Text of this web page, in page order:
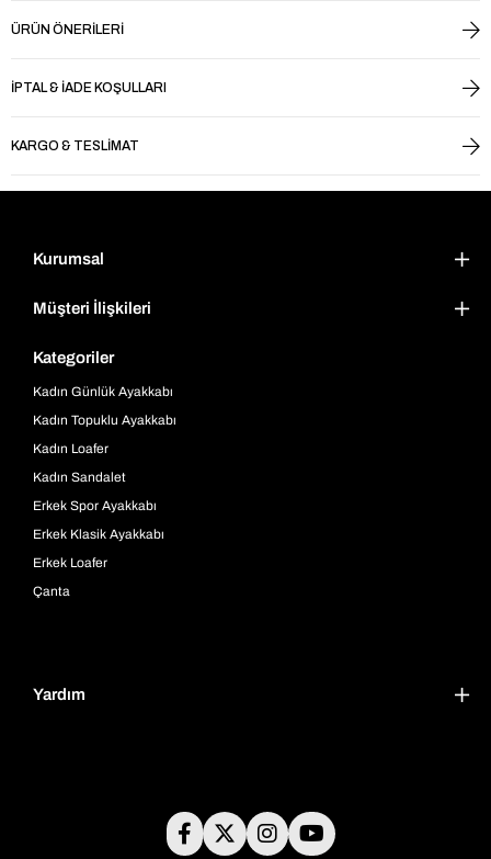
ÜRÜN ÖNERILERI
İPTAL & İADE KOŞULLARI
KARGO & TESLIMAT
Kurumsal
Müşteri İlişkileri
Kategoriler
Kadın Günlük Ayakkabı
Kadın Topuklu Ayakkabı
Kadın Loafer
Kadın Sandalet
Erkek Spor Ayakkabı
Erkek Klasik Ayakkabı
Erkek Loafer
Çanta
Yardım